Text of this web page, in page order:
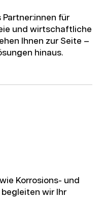
für
und wirtschaftliche
Ihnen zur Seite –
hinaus.
Korrosions- und
wir Ihr